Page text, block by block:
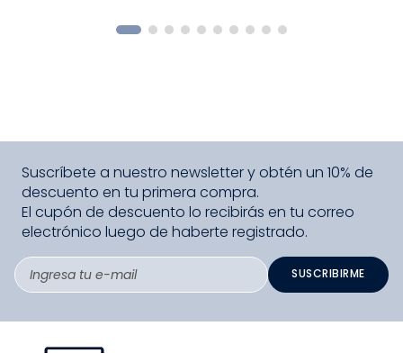
Suscríbete a nuestro newsletter y obtén un 10% de
descuento en tu primera compra.
El cupón de descuento lo recibirás en tu correo
electrónico luego de haberte registrado.
SUSCRIBIRME